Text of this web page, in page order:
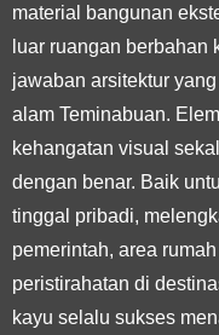
material bangunan
luar ruangan
jawaban arsitektur
alam Teminabuan.
kehangatan visual
dengan benar. Baik
tinggal pribadi,
pemerintah, area
peristirahatan di
kayu selalu sukses